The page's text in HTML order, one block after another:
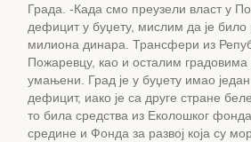
Града. -Када смо преузели власт у
дефицит у буџету, мислим да је
милиона динара. Трансфери из
Пожаревцу, као и осталим градовима
умањени. Град је у буџету имао један
дефицит, иако је са друге стране
то била средства из Еколошког
средине и Фонда за развој која су